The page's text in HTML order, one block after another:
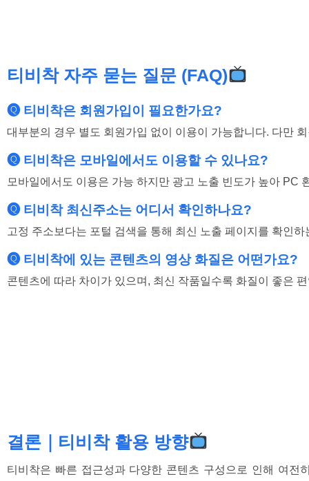
티비착 자주 묻는 질문 (FAQ)
🅠 티비착은 회원가입이 필요한가요?
대부분의 경우 별도 회원가입 없이 이용이 가능합니다. 다만
🅠 티비착은 모바일에서도 이용할 수 있나요?
모바일에서도 이용은 가능 하지만 광고 노출 빈도가 높아 PC
🅠 티비착 최신주소는 어디서 확인하나요?
고정 주소보다는 포털 검색을 통해 최신 노출 페이지를 확인
🅠 티비착에 있는 콘텐츠의 영상 화질은 어떤가요?
콘텐츠에 따라 차이가 있으며, 최신 작품일수록 화질이 좋은
결론｜티비착 활용 방향
티비착은 빠른 접근성과 다양한 콘텐츠 구성으로 인해 여전